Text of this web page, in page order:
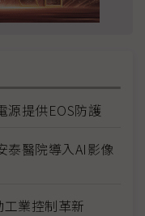
源提供EOS防護
泰醫院導入AI影像
業控制革新